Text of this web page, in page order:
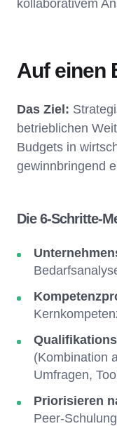
kollaborativem
Auf einen
Das Ziel:
betrieblichen
Budgets in
gewinnbringend
Die 6-Schritte-
(Kombination
Umfragen,
Priorisieren
Peer-